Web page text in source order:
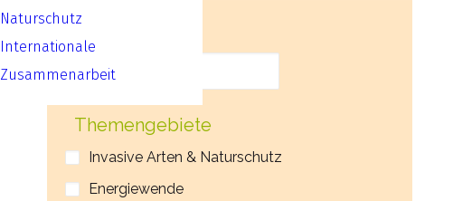
Naturschutz
Internationale
Zusammenarbeit
Suche
Themengebiete
Invasive Arten & Naturschutz
Energiewende